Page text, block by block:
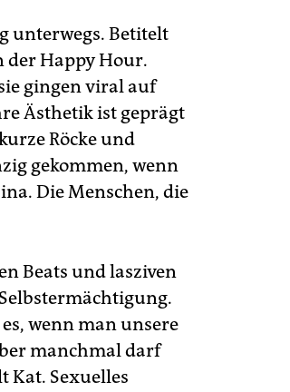
unterwegs. Betitelt
der Happy Hour.
gingen viral auf
Ästhetik ist geprägt
Röcke und
gekommen, wenn
Die Menschen, die
Beats und lasziven
wenn man unsere
manchmal darf
Kat. Sexuelles